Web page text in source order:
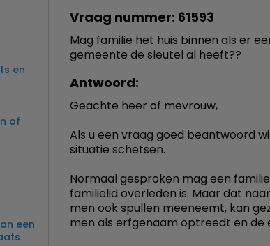
en
of
een
Vraag nummer: 61593
Mag familie het huis binnen als er
gemeente de sleutel al heeft??
Antwoord:
Geachte heer of mevrouw,
Als u een vraag goed beantwoord
situatie schetsen.
Normaal gesproken mag een
familielid overleden is. Maar dat
men ook spullen meeneemt, kan
men als erfgenaam optreedt en de